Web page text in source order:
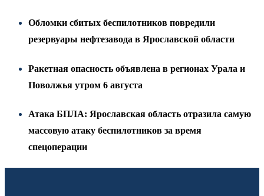
Обломки сбитых беспилотников повредили
резервуары нефтезавода в Ярославской области
Ракетная опасность объявлена в регионах Урала и
Поволжья утром 6 августа
Атака БПЛА: Ярославская область отразила самую
массовую атаку беспилотников за время
спецоперации